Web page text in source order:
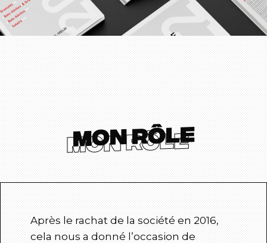
Mon rôle
Après le rachat de la société en 2016,
cela nous a donné l’occasion de